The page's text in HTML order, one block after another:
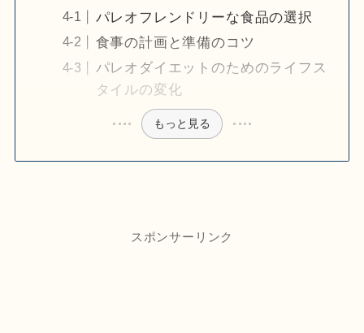
パレオフレンドリーな食品の選択
食事の計画と準備のコツ
パレオダイエットのためのライフス
タイルの変化
もっと見る
スポンサーリンク